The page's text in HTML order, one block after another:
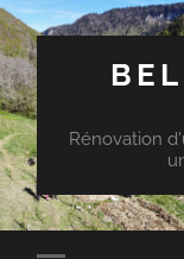
Rénovation